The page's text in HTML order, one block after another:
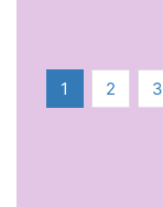
1 2 3